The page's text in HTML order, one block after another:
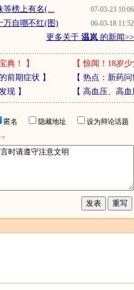
07-03-23 10:06
等榜上有名(...
06-03-18 11:52
万自嘲不红(图)
更多关于 温岚 的新闻>>
典！ 】 【惊闻！18岁
前期症状 】 【 热点：新药
现】 【 高血压、高
匿名 隐藏地址
设为辩论话题